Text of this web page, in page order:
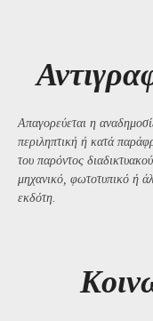
Απαγορεύεται η
περιληπτική ή κατά
του παρόντος
μηχανικό, φωτοτυπικό ή
εκδότη.